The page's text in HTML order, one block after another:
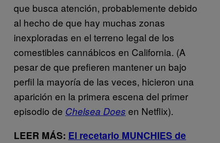
que busca atención, probablemente debido
al hecho de que hay muchas zonas
inexploradas en el terreno legal de los
comestibles cannábicos en California. (A
pesar de que prefieren mantener un bajo
perfil la mayoría de las veces, hicieron una
aparición en la primera escena del primer
episodio de Chelsea Does en Netflix).
LEER MÁS: El recetario MUNCHIES de